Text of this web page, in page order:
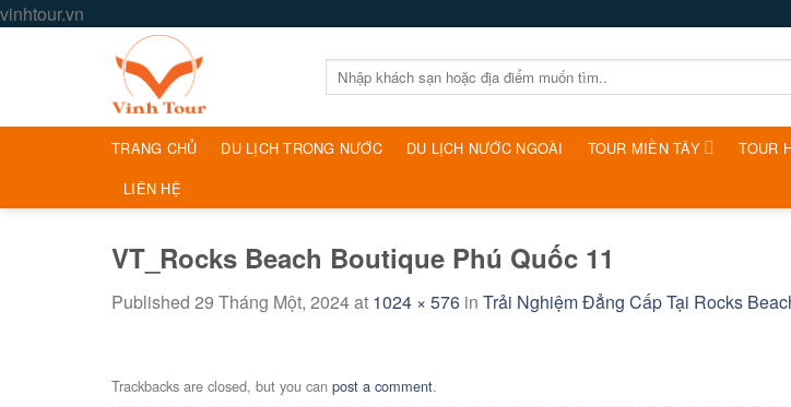
vinhtour.vn
content
Tìm
kiếm:
TRANG CHỦ DU LỊCH TRONG NƯỚC DU LỊCH NƯỚC NGOÀI TOUR MIỀN TÂY TOUR
LIÊN HỆ
VT_Rocks Beach Boutique Phú Quốc 11
Published 29 Tháng Một, 2024at 1024 × 576 in Trải Nghiệm Đẳng Cấp Tại Rocks
Trackbacks are closed, but you can post a comment.